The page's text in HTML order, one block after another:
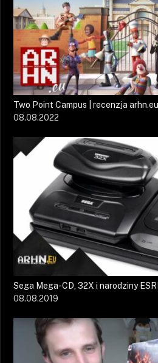
Two Point Campus | recenzja arhn.eu
08.08.2022
Sega Mega-CD, 32X i narodziny
08.08.2019